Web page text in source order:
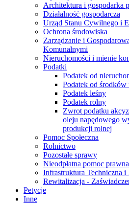
Architektura i gospodarka
Działalność gospodarcza
Urząd Stanu Cywilnego i
Ochrona środowiska
Zarządzanie i
Komunalnymi
Nieruchomości i mienie
Podatki
Podatek od
Podatek od
Podatek leśny
Podatek rolny
Zwrot podatku
oleju napędowego
produkcji rolnej
Pomoc Społeczna
Rolnictwo
Pozostałe sprawy
Nieodpłatna pomoc prawna
Infrastruktura Techniczna i
Rewitalizacja -
Petycje
Inne